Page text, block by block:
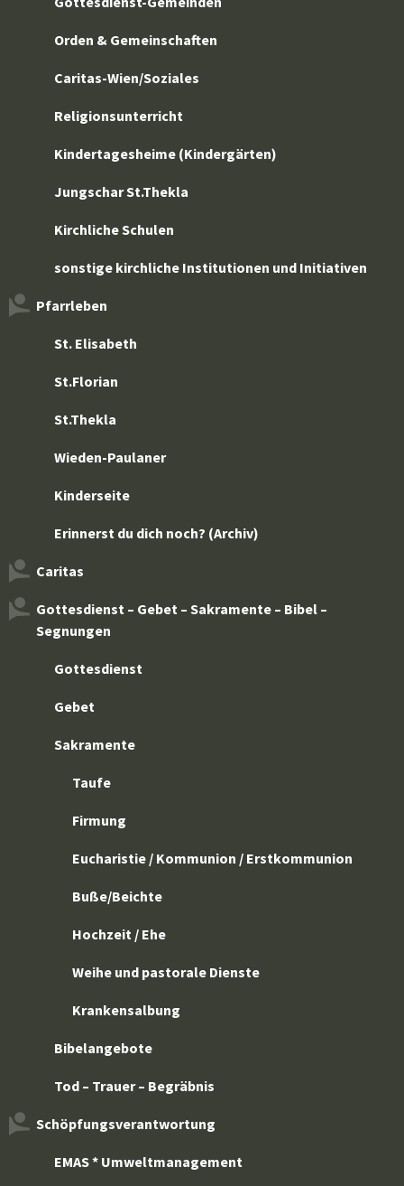
Orden & Gemeinschaften
Caritas-Wien/Soziales
Religionsunterricht
Kindertagesheime (Kindergärten)
Jungschar St.Thekla
Kirchliche Schulen
sonstige kirchliche Institutionen und Initiativen
Pfarrleben
St. Elisabeth
St.Florian
St.Thekla
Wieden-Paulaner
Kinderseite
Erinnerst du dich noch? (Archiv)
Caritas
Gottesdienst – Gebet – Sakramente – Bibel –
Segnungen
Gottesdienst
Gebet
Sakramente
Taufe
Firmung
Eucharistie / Kommunion / Erstkommunion
Buße/Beichte
Hochzeit / Ehe
Weihe und pastorale Dienste
Krankensalbung
Bibelangebote
Tod – Trauer – Begräbnis
Schöpfungsverantwortung
EMAS * Umweltmanagement